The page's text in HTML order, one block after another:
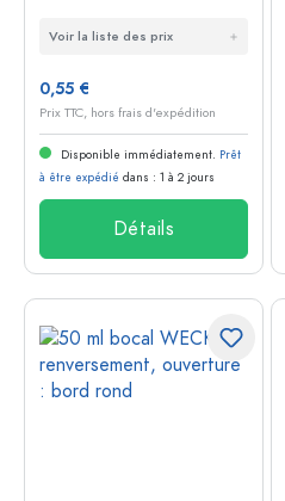
Voir la liste des prix
0,55 €
Prix TTC, hors frais d'expédition
Disponible immédiatement. Prêt
à être expédié dans : 1 à 2 jours
Détails